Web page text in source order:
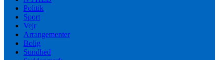
Politik
Sport
Vejr
Arrangementer
Bolig
Sundhed